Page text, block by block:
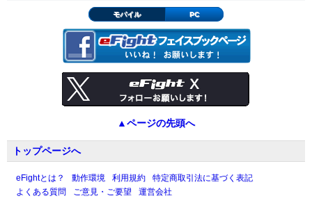
モバイル PC
▲ページの先頭へ
トップページへ
eFightとは？ 動作環境 利用規約
特定商取引法に基づく表記
よくある質問
ご意見・ご要望 運営会社